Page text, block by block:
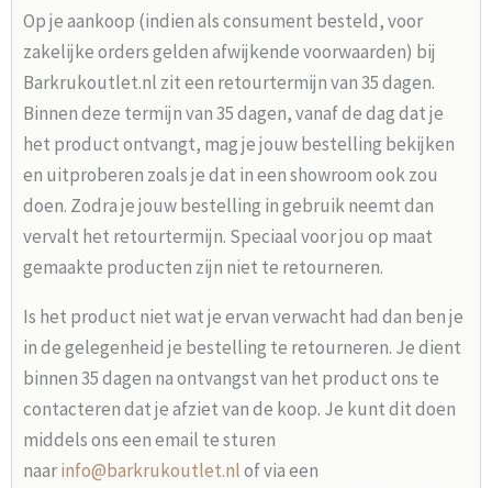
Op je aankoop (indien als consument besteld, voor
zakelijke orders gelden afwijkende voorwaarden) bij
Barkrukoutlet.nl zit een retourtermijn van 35 dagen.
Binnen deze termijn van 35 dagen, vanaf de dag dat je
het product ontvangt, mag je jouw bestelling bekijken
en uitproberen zoals je dat in een showroom ook zou
doen. Zodra je jouw bestelling in gebruik neemt dan
vervalt het retourtermijn. Speciaal voor jou op maat
gemaakte producten zijn niet te retourneren.
Is het product niet wat je ervan verwacht had dan ben je
in de gelegenheid je bestelling te retourneren. Je dient
binnen 35 dagen na ontvangst van het product ons te
contacteren dat je afziet van de koop. Je kunt dit doen
middels ons een email te sturen
naarinfo@barkrukoutlet.nlof via een